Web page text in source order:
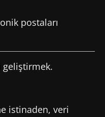
postaları
istinaden, veri